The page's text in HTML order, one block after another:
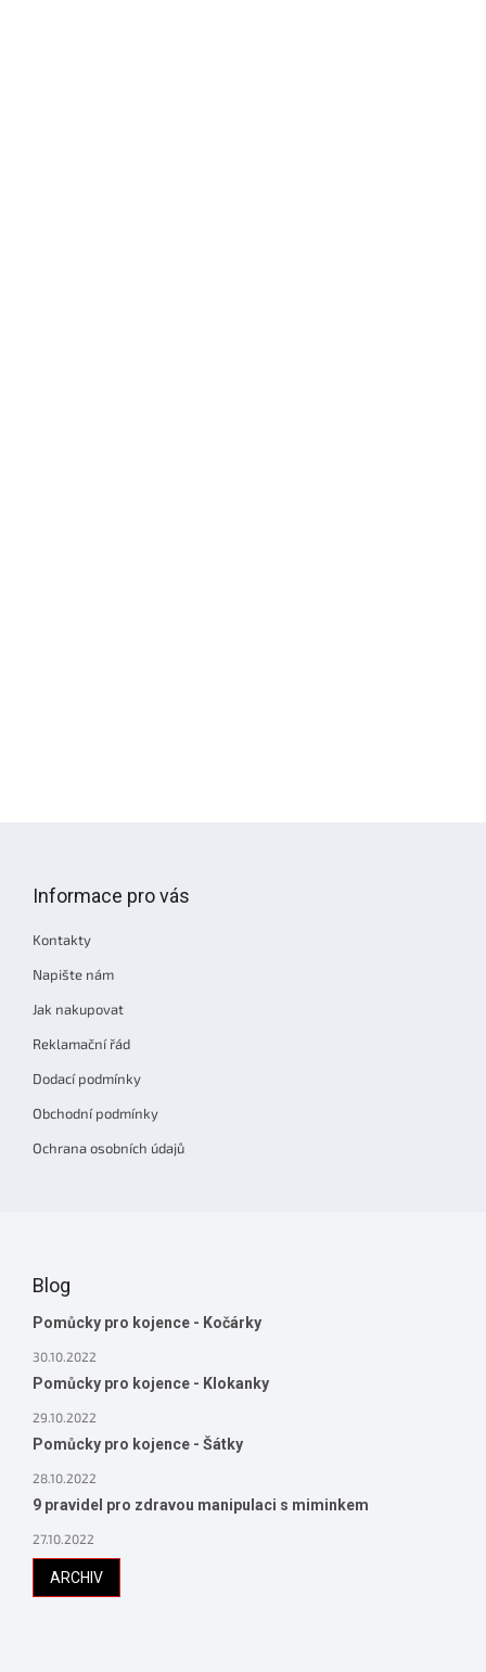
Informace pro vás
Kontakty
Napište nám
Jak nakupovat
Reklamační řád
Dodací podmínky
Obchodní podmínky
Ochrana osobních údajů
Blog
Pomůcky pro kojence - Kočárky
30.10.2022
Pomůcky pro kojence - Klokanky
29.10.2022
Pomůcky pro kojence - Šátky
28.10.2022
9 pravidel pro zdravou manipulaci s miminkem
27.10.2022
ARCHIV